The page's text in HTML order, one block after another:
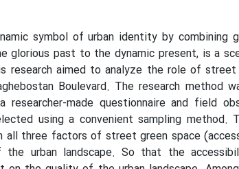
symbol of urban identity by combining
glorious past to the dynamic present, is a
aimed to analyze the role of street
Boulevard. The research method
made questionnaire and field
using a convenient sampling method.
three factors of street green space
the urban landscape. So that the